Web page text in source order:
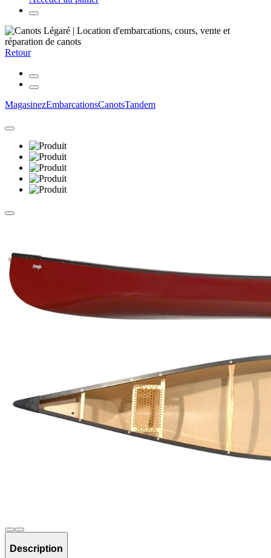
Retour
MagasinezEmbarcationsCanotsTandem
Description